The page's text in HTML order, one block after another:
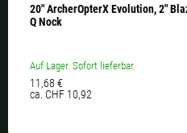
20" ArcherOpterX Evolution, 2"
Q Nock
Auf Lager. Sofort lieferbar.
11,68 €
ca. CHF 10,92